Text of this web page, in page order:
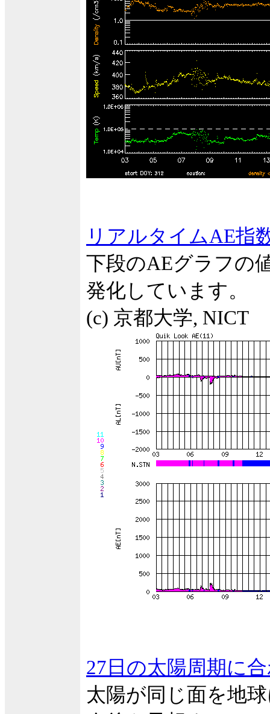
リアルタイムAE指
下段のAEグラフの
発化しています。
(c) 京都大学, NICT
27日の太陽周期に
太陽が同じ面を地